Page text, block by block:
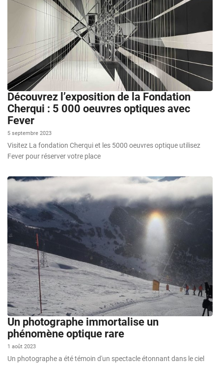
Découvrez l’exposition de la Fondation
Cherqui : 5 000 oeuvres optiques avec
Fever
5 septembre 2023
Visitez La fondation Cherqui et les 5000 oeuvres optique utilisez
Fever pour réserver votre place
Un photographe immortalise un
phénomène optique rare
1 août 2023
Un photographe a été témoin d'un spectacle étonnant dans le ciel